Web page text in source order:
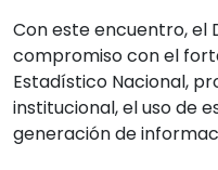
Con este encuentro, el
compromiso con el
Estadístico Nacional,
institucional, el uso de
generación de